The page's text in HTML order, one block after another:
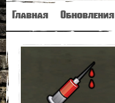
Главная Обновления